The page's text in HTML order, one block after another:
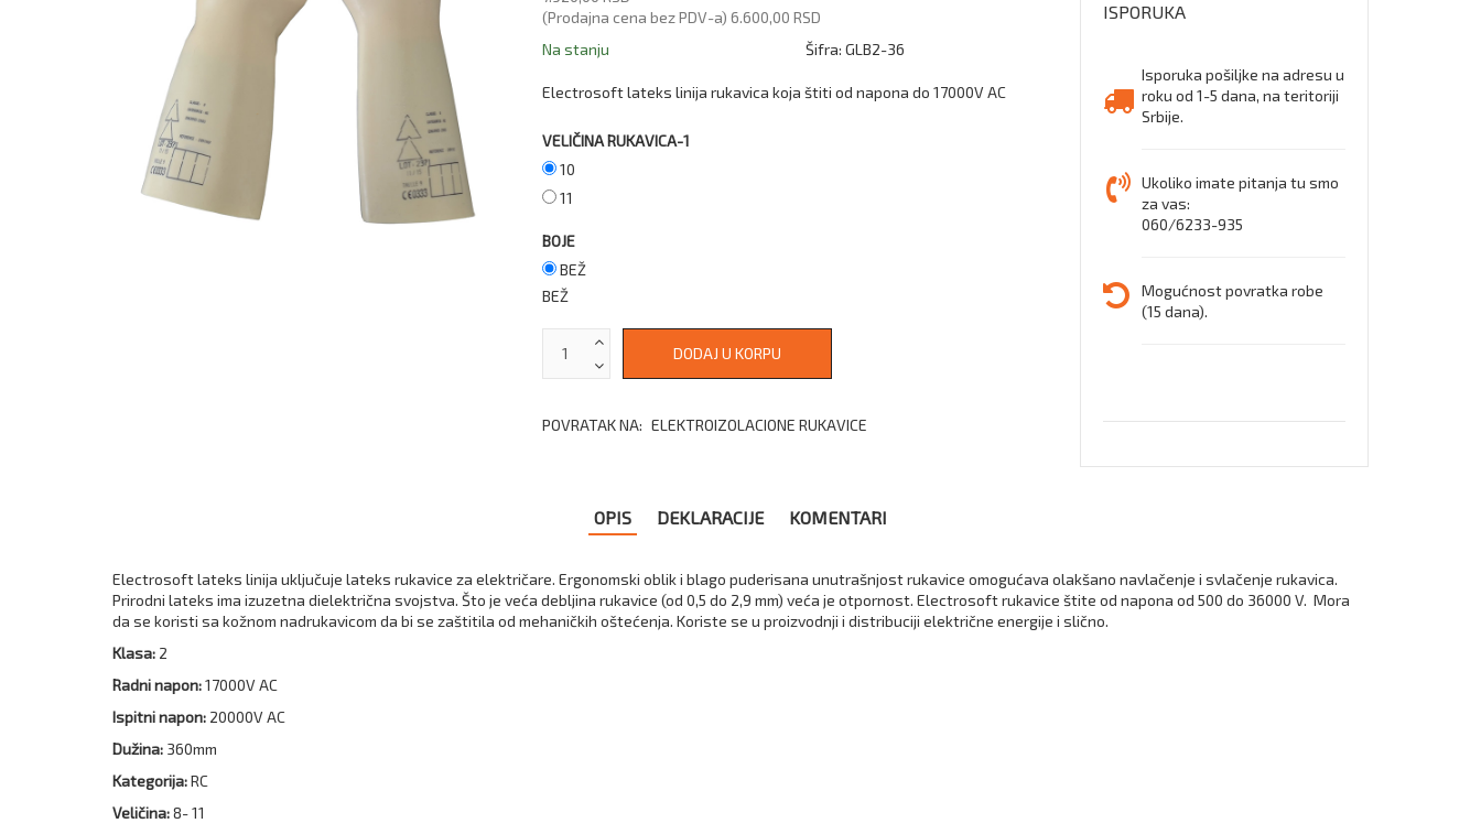
00
-
41
cm
(Prodajna cena bez PDV-a) 6.600,00 RSD
Na stanju
Šifra: GLB2-36
Electrosoft lateks linija rukavica koja štiti od napona do 17000V AC
VELIČINA RUKAVICA-1
10
11
BOJE
BEŽ
BEŽ
POVRATAK NA: ELEKTROIZOLACIONE RUKAVICE
ISPORUKA
Isporuka pošiljke na adresu u
roku od 1-5 dana, na teritoriji
Srbije.
Ukoliko imate pitanja tu smo
za vas:
060/6233-935
Mogućnost povratka robe
(15 dana).
OPIS DEKLARACIJE KOMENTARI
Electrosoft lateks linija uključuje lateks rukavice za električare. Ergonomski oblik i blago puderisana unutrašnjost rukavice omogućava olakšano navlačenje i svlačenje rukavica.
Prirodni lateks ima izuzetna dielektrična svojstva. Što je veća debljina rukavice (od 0,5 do 2,9 mm) veća je otpornost. Electrosoft rukavice štite od napona od 500 do 36000 V. Mora
da se koristi sa kožnom nadrukavicom da bi se zaštitila od mehaničkih oštećenja. Koriste se u proizvodnji i distribuciji električne energije i slično.
Klasa: 2
Radni napon:17000V AC
Ispitni napon: 20000V AC
Dužina: 360mm
Kategorija:RC
Veličina:8- 11